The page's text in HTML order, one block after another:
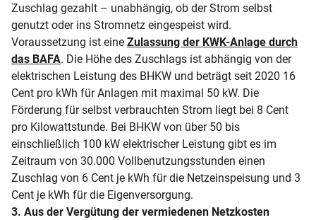
Zuschlag gezahlt – unabhängig, ob der Strom selbst
genutzt oder ins Stromnetz eingespeist wird.
Voraussetzung ist eine Zulassung der KWK-Anlage durch
das BAFA. Die Höhe des Zuschlags ist abhängig von der
elektrischen Leistung des BHKW und beträgt seit 2020 16
Cent pro kWh für Anlagen mit maximal 50 kW. Die
Förderung für selbst verbrauchten Strom liegt bei 8 Cent
pro Kilowattstunde. Bei BHKW von über 50 bis
einschließlich 100 kW elektrischer Leistung gibt es im
Zeitraum von 30.000 Vollbenutzungsstunden einen
Zuschlag von 6 Cent je kWh für die Netzeinspeisung und 3
Cent je kWh für die Eigenversorgung.
3. Aus der Vergütung der vermiedenen Netzkosten